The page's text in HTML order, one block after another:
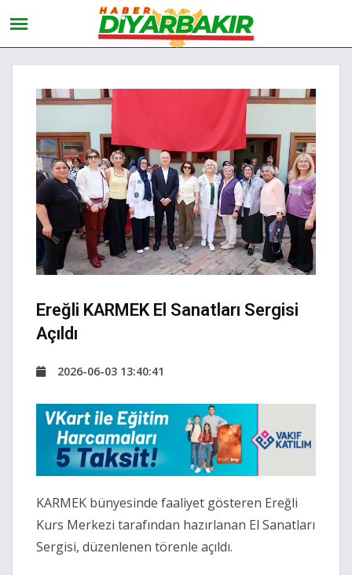
Ereğli KARMEK El Sanatları Sergisi
Açıldı
2026-06-03 13:40:41
KARMEK bünyesinde faaliyet gösteren Ereğli
Kurs Merkezi tarafından hazırlanan El Sanatları
Sergisi, düzenlenen törenle açıldı.